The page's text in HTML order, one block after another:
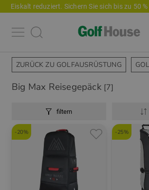
Eiskalt reduziert. Sichern Sie sich bis zu 50
ZURÜCK ZU GOLFAUSRÜSTUNG
Big Max Reisegepäck [7]
filtern
-20% -25%